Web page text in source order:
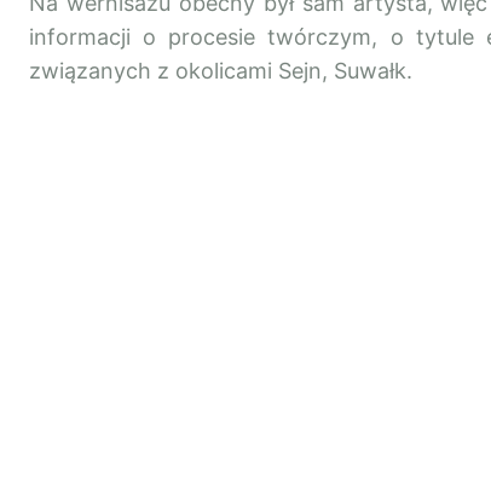
informacji o procesie twórczym, o tytule
związanych z okolicami Sejn, Suwałk.